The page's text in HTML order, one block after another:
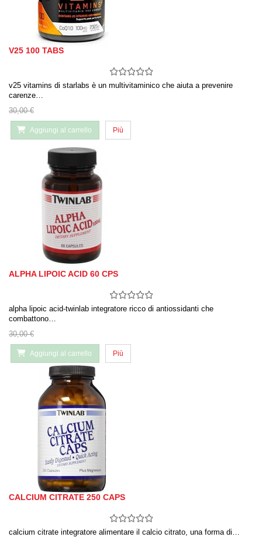
V25 100 TABS
v25 vitamins di starlabs è un multivitaminico che aiuta a prevenire
carenze…
30,00 €
Aggiungi al carrello Più
ALPHA LIPOIC ACID 60 CPS
alpha lipoic acid-twinlab integratore ricco di antiossidanti che
combattono…
30,00 €
Aggiungi al carrello Più
CALCIUM CITRATE 250 CAPS
calcium citrate integratore alimentare il calcio citrato, una forma di…